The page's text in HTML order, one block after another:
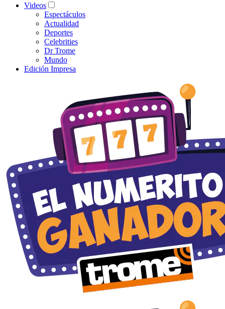
Videos
Espectáculos
Actualidad
Deportes
Celebrities
Dr Trome
Mundo
Edición Impresa